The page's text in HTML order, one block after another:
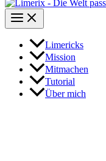
Limericks
Mission
Mitmachen
Tutorial
Über mich